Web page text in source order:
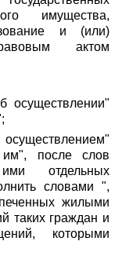
имущества,
и (или)
актом
осуществлении"
им", после слов
отдельных
словами ",
жилыми
таких граждан и
которыми